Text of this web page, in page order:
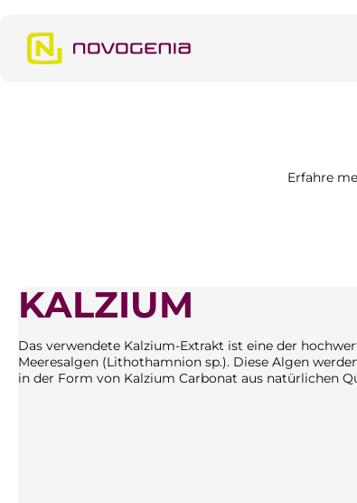
Erfahre
KALZIUM
Das verwendete Kalzium-Extrakt ist eine der
Meeresalgen (Lithothamnion sp.). Diese Algen
in der Form von Kalzium Carbonat aus natürlichen